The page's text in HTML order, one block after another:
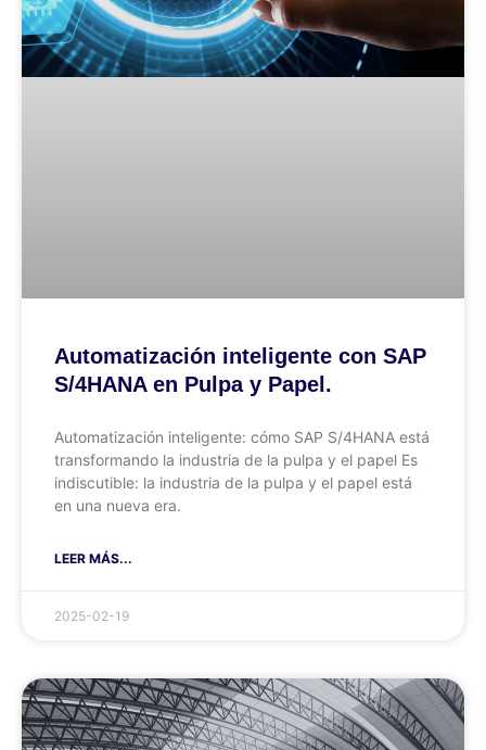
Automatización inteligente con SAP
S/4HANA en Pulpa y Papel.
Automatización inteligente: cómo SAP S/4HANA está
transformando la industria de la pulpa y el papel Es
indiscutible: la industria de la pulpa y el papel está
en una nueva era.
LEER MÁS...
2025-02-19